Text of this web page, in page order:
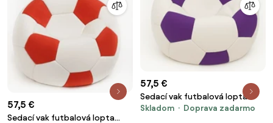
57,5 €
Sedací vak futbalová lopta
57,5 €
Sedací vak futbalová lopta
malá bielofialová EMI
Skladom Doprava zadarmo